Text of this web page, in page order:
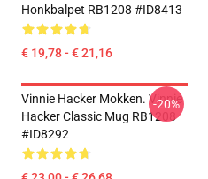
Honkbalpet RB1208 #ID8413
€ 19,78 - € 21,16
Vinnie Hacker Mokken. Vinnie
Hacker Classic Mug RB1208
#ID8292
-20%